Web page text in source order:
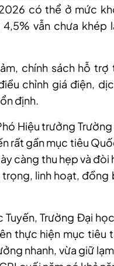
có thể ở mức
vẫn chưa khép
chính sách hỗ trợ
chỉnh giá điện,
định.
Hiệu trưởng Trường
rất gần mục tiêu
càng thu hẹp và đòi
linh hoạt,
Trường Đại
thực hiện mục tiêu
nhanh, vừa giữ